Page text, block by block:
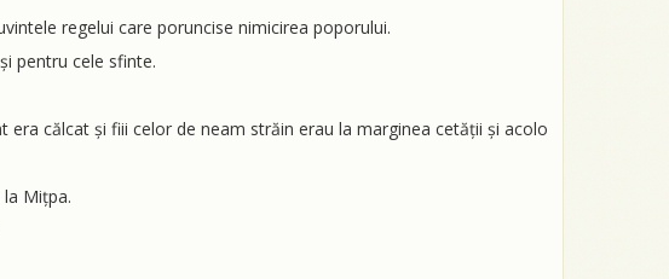
regelui care poruncise nimicirea poporului.
pentru cele sfinte.
era călcat și fiii celor de neam străin erau la marginea cetății și acolo
Mițpa.